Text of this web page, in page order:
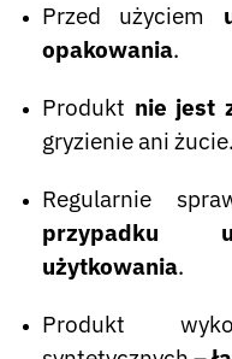
Przed użyciem
opakowania.
Produkt nie jest
gryzienie ani żucie.
Regularnie
przypadku
użytkowania.
Produkt